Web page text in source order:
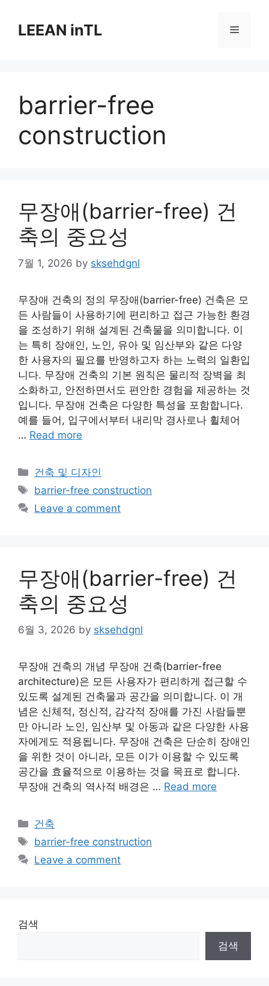
contentLEEAN inTL Menu
barrier-free
construction
무장애(barrier-free) 건
축의 중요성
7월 1, 2026 by sksehdgnl
무장애 건축의 정의 무장애(barrier-free) 건축은 모
든 사람들이 사용하기에 편리하고 접근 가능한 환경
을 조성하기 위해 설계된 건축물을 의미합니다. 이
는 특히 장애인, 노인, 유아 및 임산부와 같은 다양
한 사용자의 필요를 반영하고자 하는 노력의 일환입
니다. 무장애 건축의 기본 원칙은 물리적 장벽을 최
소화하고, 안전하면서도 편안한 경험을 제공하는 것
입니다. 무장애 건축은 다양한 특성을 포함합니다.
예를 들어, 입구에서부터 내리막 경사로나 휠체어
… Read more
Categories
건축 및 디자인
Tags
barrier-free construction
Leave a comment
무장애(barrier-free) 건
축의 중요성
6월 3, 2026 by sksehdgnl
무장애 건축의 개념 무장애 건축(barrier-free
architecture)은 모든 사용자가 편리하게 접근할 수
있도록 설계된 건축물과 공간을 의미합니다. 이 개
념은 신체적, 정신적, 감각적 장애를 가진 사람들뿐
만 아니라 노인, 임산부 및 아동과 같은 다양한 사용
자에게도 적용됩니다. 무장애 건축은 단순히 장애인
을 위한 것이 아니라, 모든 이가 이용할 수 있도록
공간을 효율적으로 이용하는 것을 목표로 합니다.
무장애 건축의 역사적 배경은 … Read more
Categories
건축
Tags
barrier-free construction
Leave a comment
검색
검색